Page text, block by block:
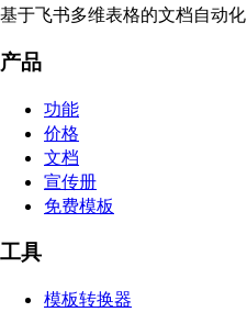
基于飞书多维表格的文档自动化
产品
功能
价格
文档
宣传册
免费模板
工具
模板转换器